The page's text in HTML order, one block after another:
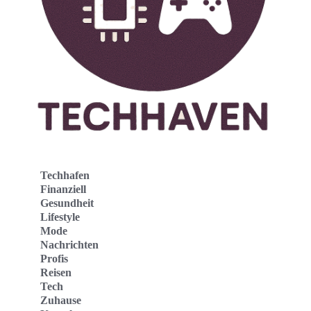
Techhafen
Finanziell
Gesundheit
Lifestyle
Mode
Nachrichten
Profis
Reisen
Tech
Zuhause